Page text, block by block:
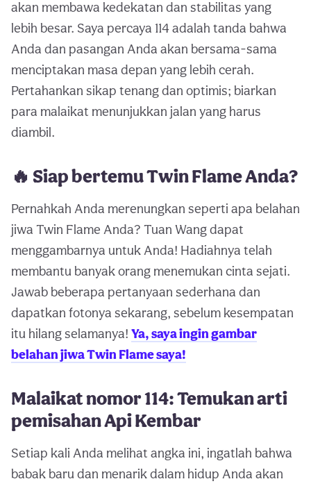
akan membawa kedekatan dan stabilitas yang
lebih besar. Saya percaya 114 adalah tanda bahwa
Anda dan pasangan Anda akan bersama-sama
menciptakan masa depan yang lebih cerah.
Pertahankan sikap tenang dan optimis; biarkan
para malaikat menunjukkan jalan yang harus
diambil.
🔥 Siap bertemu Twin Flame Anda?
Pernahkah Anda merenungkan seperti apa belahan
jiwa Twin Flame Anda? Tuan Wang dapat
menggambarnya untuk Anda! Hadiahnya telah
membantu banyak orang menemukan cinta sejati.
Jawab beberapa pertanyaan sederhana dan
dapatkan fotonya sekarang, sebelum kesempatan
itu hilang selamanya! Ya, saya ingin gambar
belahan jiwa Twin Flame saya!
Malaikat nomor 114: Temukan arti
pemisahan Api Kembar
Setiap kali Anda melihat angka ini, ingatlah bahwa
babak baru dan menarik dalam hidup Anda akan